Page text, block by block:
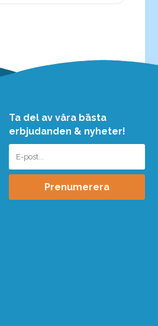
Ta del av våra bästa
erbjudanden & nyheter!
Prenumerera